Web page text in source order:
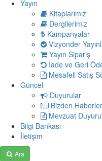
Yayın
Kitaplarımız
Dergilerimiz
Kampanyalar
Vizyonder
Yayın Sipariş
İade ve Geri
Mesafeli Satış
Güncel
Duyurular
Bizden Haberler
Mevzuat
Bilgi Bankası
İletişim
Ara